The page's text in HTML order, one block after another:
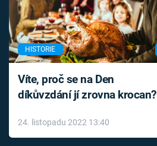
HISTORIE
Víte, proč se na Den
díkůvzdání jí zrovna krocan?
24. listopadu 2022 13:40